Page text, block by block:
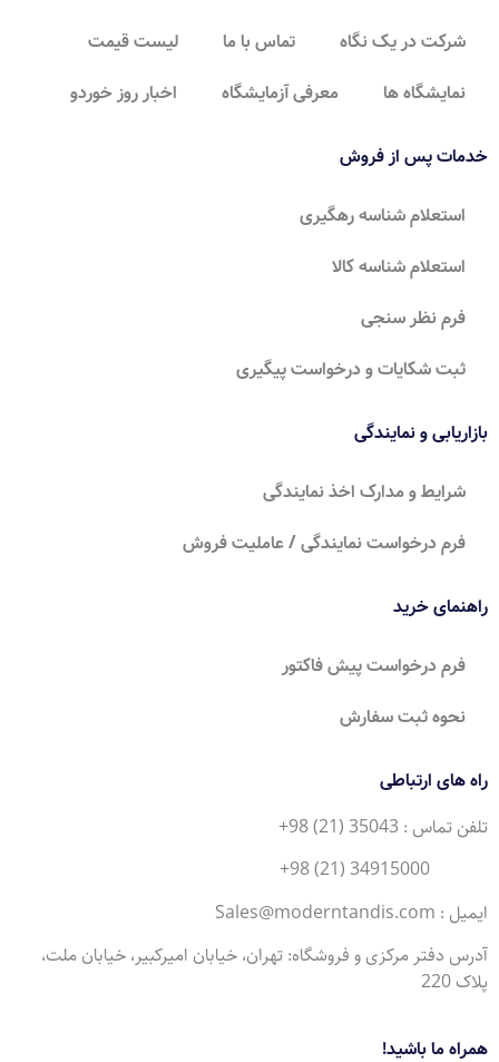
شرکت در یک نگاه تماس با ما
لیست قیمت
نمایشگاه ها
معرفی آزمایشگاه اخبار روز خوردو
خدمات پس از فروش
استعلام شناسه رهگیری
استعلام شناسه کالا
فرم نظر سنجی
ثبت شکایات و درخواست پیگیری
بازاریابی و نمایندگی
شرایط و مدارک اخذ نمایندگی
فرم درخواست نمایندگی / عاملیت فروش
راهنمای خرید
فرم درخواست پیش فاکتور
نحوه ثبت سفارش
راه های ارتباطی
تلفن تماس : 35043 (21) 98+
ایمیل : Sales@moderntandis.com
آدرس دفتر مرکزی و فروشگاه: تهران، خیابان امیرکبیر، خیابان ملت،
پلاک 220
همراه ما باشید!